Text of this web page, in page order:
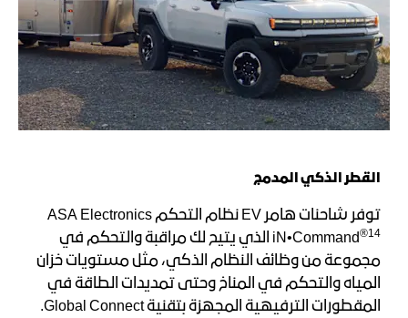
القطر الذكي المدمج
توفر شاحنات هامر EV نظام التحكم ASA Electronics
iN•Command®14
الذي يتيح لك مراقبة والتحكم في
مجموعة من وظائف النظام الذكي، مثل مستويات خزان
المياه والتحكم في المناخ وحتى تمديدات الطاقة في
المقطورات الترفيهية المجهزة بتقنية Global Connect.